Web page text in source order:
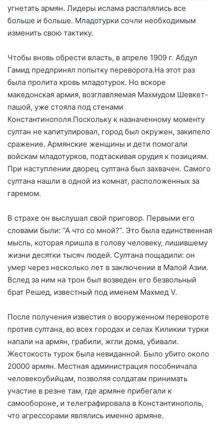
угнетать армян. Лидеры ислама распалялись все
больше и больше. Младотурки сочли необходимым
изменить свою тактику.
Чтобы вновь обрести власть, в апреле 1909 г. Абдул
Гамид предпринял попытку переворота.На этот раз
была пролита кровь младотурок. Но вскоре
македонская армия, возглавляемая Махмудом Шевкет-
пашой, уже стояла под стенами
Константинополя.Поскольку к назначенному моменту
султан не капитулировал, город был окружен, закипело
сражение. Армянские женщины и дети помогали
войскам младотурков, подтаскивая орудия к позициям.
При наступлении дворец султана был захвачен. Самого
султана нашли в одной из комнат, расположенных за
гаремом.
В страхе он выслушал свой приговор. Первыми его
словами были: “А что со мной?”. Это была единственная
мысль, которая пришла в голову человеку, лишившему
жизни десятки тысяч людей. Султана пощадили: он
умер через несколько лет в заключении в Малой Азии.
Вслед за ним на трон был возведен его безвольный
брат Решед, известный под именем Махмед V.
После получения известия о вооруженном перевороте
против султана, во всех городах и селах Киликии турки
напали на армян, грабили, жгли дома, убивали.
Жестокость турок была невиданной. Было убито около
20000 армян. Местная администрация пособничала
человекоубийцам, позволяя солдатам принимать
участие в резне там, где армяне прибегали к
самообороне, и телеграфировала в Константинополь,
что агрессорами являлись именно армяне.